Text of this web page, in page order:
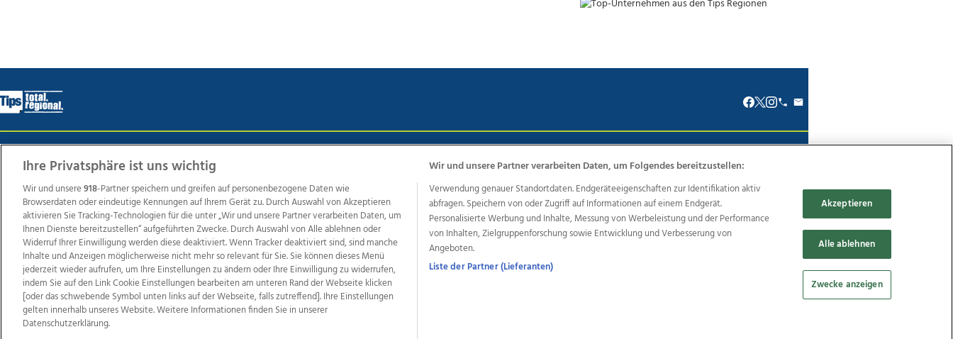
Wir über uns Mediadaten Kontakt AGB Anzeigekunden AGB Website Ehrenkodex Politische Werbung
Weitere Angebote des Medienhauses Wimmer
TV1 di-mog-i.at OÖNow Ischler Woche Life Radio OÖNachrichten OÖN Immobilien OÖN Karriere OÖN Reise
Promenaden Galerien
Regionaljobs
wasistlos.at wirtrauern.at
Copyrights © 2026 Tips Zeitungs GmbH & Co KG
Ihre Privatsphäre ist uns wichtig
Wir und unsere918-Partner speichern und greifen auf personenbezogene Daten wie
Browserdaten oder eindeutige Kennungen auf Ihrem Gerät zu. Durch Auswahl von Akzeptieren
aktivieren Sie Tracking-Technologien für die unter „Wir und unsere Partner verarbeiten Daten, um
Ihnen Dienste bereitzustellen“ aufgeführten Zwecke. Durch Auswahl von Alle ablehnen oder
Widerruf Ihrer Einwilligung werden diese deaktiviert. Wenn Tracker deaktiviert sind, sind manche
Inhalte und Anzeigen möglicherweise nicht mehr so relevant für Sie. Sie können dieses Menü
jederzeit wieder aufrufen, um Ihre Einstellungen zu ändern oder Ihre Einwilligung zu widerrufen,
indem Sie auf den Link Cookie Einstellungen bearbeiten am unteren Rand der Webseite klicken
[oder das schwebende Symbol unten links auf der Webseite, falls zutreffend]. Ihre Einstellungen
gelten innerhalb unseres Website. Weitere Informationen finden Sie in unserer
Datenschutzerklärung.
Wir und unsere Partner verarbeiten Daten, um Folgendes bereitzustellen:
Verwendung genauer Standortdaten. Endgeräteeigenschaften zur Identifikation aktiv
abfragen. Speichern von oder Zugriff auf Informationen auf einem Endgerät.
Personalisierte Werbung und Inhalte, Messung von Werbeleistung und der Performance
von Inhalten, Zielgruppenforschung sowie Entwicklung und Verbesserung von
Angeboten.
Liste der Partner (Lieferanten)
Akzeptieren
Alle ablehnen
Zwecke anzeigen